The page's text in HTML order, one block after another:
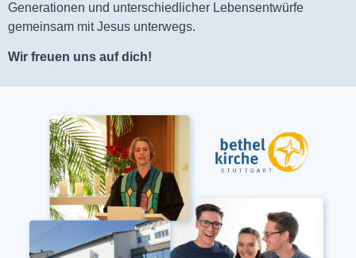
Generationen und unterschiedlicher Lebensentwürfe
gemeinsam mit Jesus unterwegs.
Wir freuen uns auf dich!